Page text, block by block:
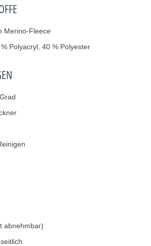
Merino-Fleece
Polyacryl, 40 % Polyester
abnehmbar)